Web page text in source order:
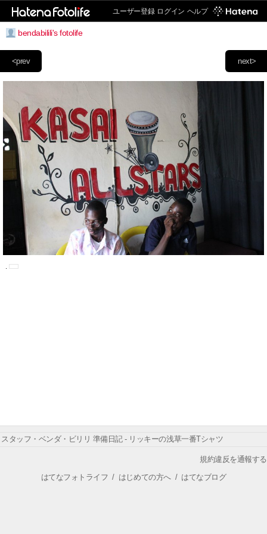
ユーザー登録 ログイン ヘルプ
bendabilili's fotolife
next>
<prev
スタッフ・ベンダ・ビリリ 準備日記 - リッキーの浅草一番Tシャツ
規約違反を通報する
はてなフォトライフ / はじめての方へ/ はてなブログ